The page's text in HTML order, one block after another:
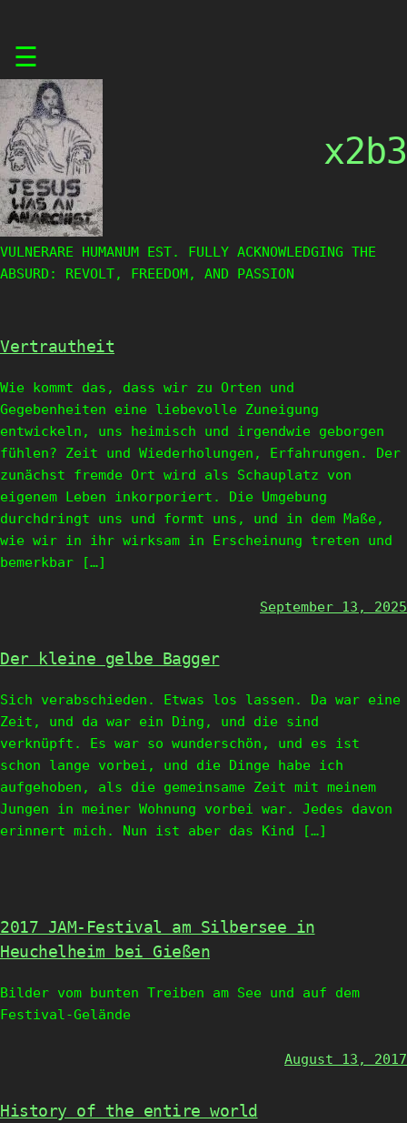
content
☰
x2b3
VULNERARE HUMANUM EST. FULLY ACKNOWLEDGING THE
ABSURD: REVOLT, FREEDOM, AND PASSION
Vertrautheit
Wie kommt das, dass wir zu Orten und
Gegebenheiten eine liebevolle Zuneigung
entwickeln, uns heimisch und irgendwie geborgen
fühlen? Zeit und Wiederholungen, Erfahrungen. Der
zunächst fremde Ort wird als Schauplatz von
eigenem Leben inkorporiert. Die Umgebung
durchdringt uns und formt uns, und in dem Maße,
wie wir in ihr wirksam in Erscheinung treten und
bemerkbar […]
September 13, 2025
Der kleine gelbe Bagger
Sich verabschieden. Etwas los lassen. Da war eine
Zeit, und da war ein Ding, und die sind
verknüpft. Es war so wunderschön, und es ist
schon lange vorbei, und die Dinge habe ich
aufgehoben, als die gemeinsame Zeit mit meinem
Jungen in meiner Wohnung vorbei war. Jedes davon
erinnert mich. Nun ist aber das Kind […]
2017 JAM-Festival am Silbersee in
Heuchelheim bei Gießen
Bilder vom bunten Treiben am See und auf dem
Festival-Gelände
August 13, 2017
History of the entire world